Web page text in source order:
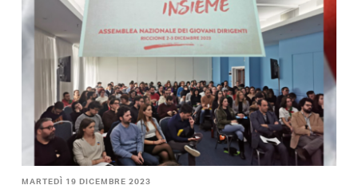
MARTEDÌ 19 DICEMBRE 2023